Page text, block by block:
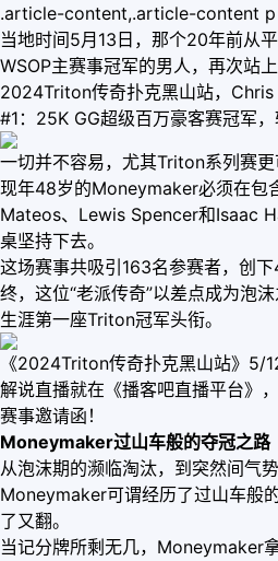
.article-content,.article-content
当地时间5月13日，那个20年前从
WSOP主赛事冠军的男人，再次站上
2024Triton传奇扑克黑山站，
#1：25K GG超级百万豪客赛冠军
一切并不容易，尤其Triton系列赛更
现年48岁的Moneymaker必须在包
Mateos、Lewis Spencer和Isaac
桌坚持下去。
这场赛事共吸引163名参赛者，创
终，这位“老派传奇”以差点成为泡
生涯第一座Triton冠军头衔。
《2024Triton传奇扑克黑山站》5/
解说直播就在《播客吧直播平台》
赛事邀请函！
Moneymaker过山车般的夺冠之路
从泡沫期的濒临淘汰，到突然间气
Moneymaker可谓经历了过山车般
了又翻。
当记分牌所剩无几，Moneymaker